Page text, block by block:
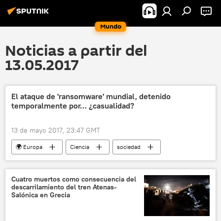
Mundo
Noticias a partir del
13.05.2017
El ataque de 'ransomware' mundial, detenido
temporalmente por… ¿casualidad?
13 de mayo 2017, 23:47 GMT
🌍 Europa Ciencia
sociedad
Tecnología
Internacional
Reino Unido
WannaCry
programadores
seguridad cibernética
Cuatro muertos como consecuencia del
descarrilamiento del tren Atenas-
Salónica en Grecia